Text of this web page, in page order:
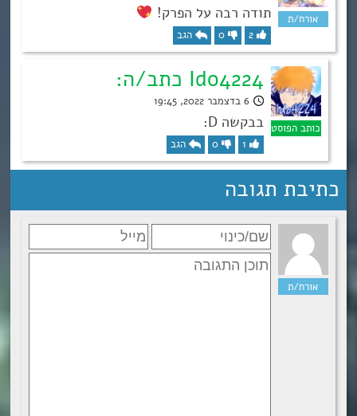
תודה רבה על הפרק!
2
0 הגב
Ido4224 כתב/ה:
6 בדצמבר 2022, 19:45
בבקשה D:
1
0 הגב
כתיבת תגובה